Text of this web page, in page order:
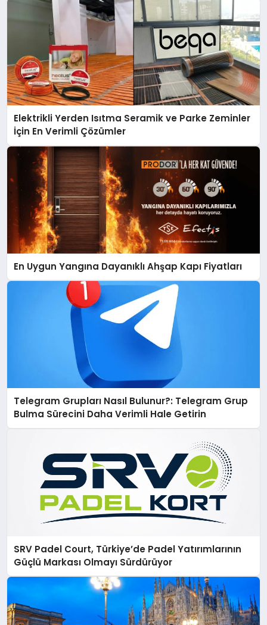
Elektrikli Yerden Isıtma Seramik ve Parke Zeminler
İçin En Verimli Çözümler
En Uygun Yangına Dayanıklı Ahşap Kapı Fiyatları
Telegram Grupları Nasıl Bulunur?: Telegram Grup
Bulma Sürecini Daha Verimli Hale Getirin
SRV Padel Court, Türkiye’de Padel Yatırımlarının
Güçlü Markası Olmayı Sürdürüyor